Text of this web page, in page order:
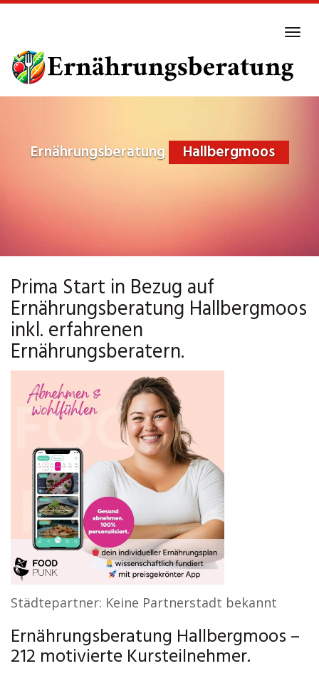
main
content
Ernährungsberatung Hallbergmoos
Prima Start in Bezug auf
Ernährungsberatung Hallbergmoos
inkl. erfahrenen
Ernährungsberatern.
Städtepartner: Keine Partnerstadt bekannt
Ernährungsberatung Hallbergmoos –
212 motivierte Kursteilnehmer.